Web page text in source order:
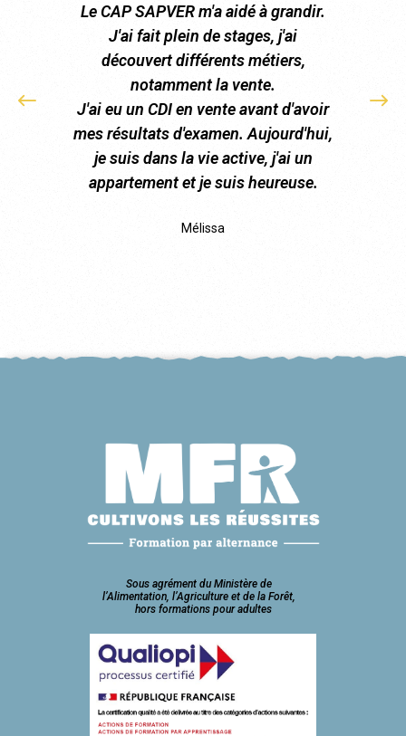
Le CAP SAPVER m'a aidé à grandir.
J'ai fait plein de stages, j'ai
découvert différents métiers,
notamment la vente.
J'ai eu un CDI en vente avant d'avoir
mes résultats d'examen. Aujourd'hui,
je suis dans la vie active, j'ai un
appartement et je suis heureuse.
Mélissa
Sous agrément du Ministère de
l’Alimentation, l’Agriculture et de la Forêt,
hors formations pour adultes